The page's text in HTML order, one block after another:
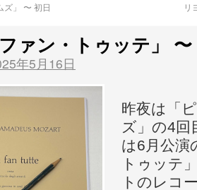
ズ」 〜 初日 リ
ファン・トゥッテ」
年5月16日
昨夜は「
ズ」の4回
は6月公演
トゥッテ
トのレコ